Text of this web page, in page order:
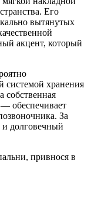
Его
вытянутых
акцент, который
системой хранения
обеспечивает
За
долговечный
привнося в